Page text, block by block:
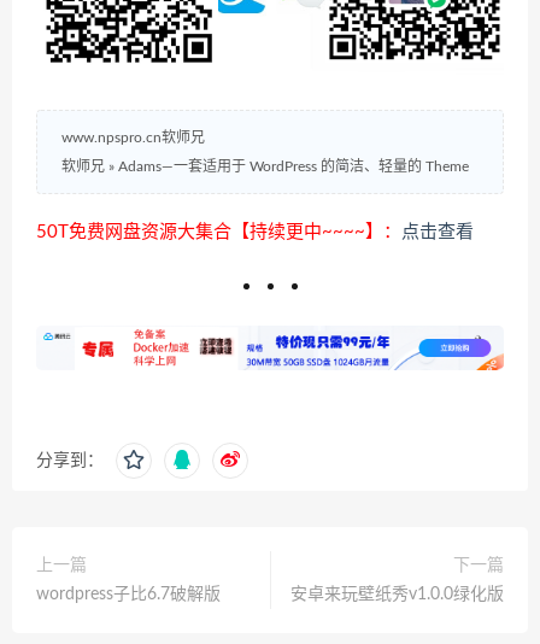
www.npspro.cn软师兄
软师兄 » Adams—一套适用于 WordPress 的简洁、轻量的 Theme
50T免费网盘资源大集合【持续更中~~~~】： 点击查看
分享到：
上一篇
wordpress子比6.7破解版
下一篇
安卓来玩壁纸秀v1.0.0绿化版